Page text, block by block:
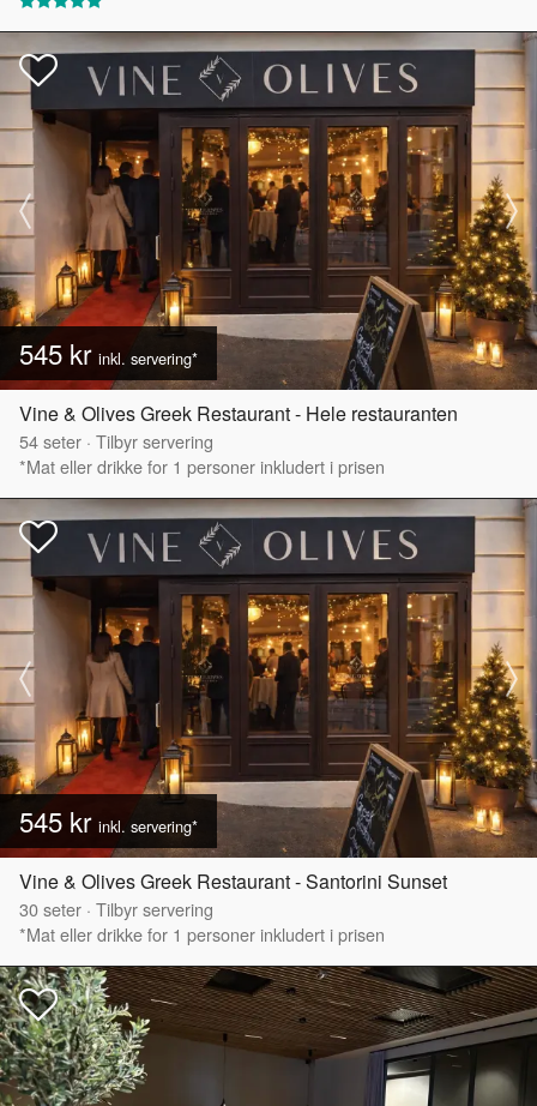
545 kr inkl. servering*
Vine & Olives Greek Restaurant - Hele restauranten
54seter · Tilbyr servering
*Mat eller drikke for 1 personer inkludert i prisen
545 kr inkl. servering*
Vine & Olives Greek Restaurant - Santorini Sunset
30seter · Tilbyr servering
*Mat eller drikke for 1 personer inkludert i prisen